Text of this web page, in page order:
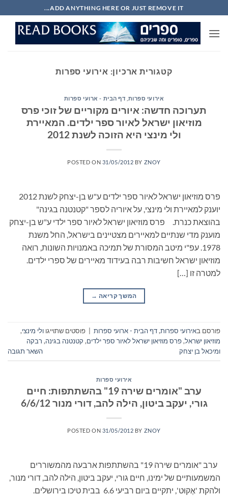
to
content
ADD ANYTHING HERE OR JUST REMOVE IT...
קטגורית ארכיון: אירועי ספרות
אירועי ספרות דף הבית - ארועי ספרות
תערוכה חדשה: איורים מקוריים של זוכי פרס
מוזיאון ישראל לאיור ספר ילדים. המאיירת
ולי מינצי היא הזוכה לשנת 2012
POSTED ON 31/05/2012 BY ZNOY
פרס מוזיאון ישראל לאיור ספר ילדים ע"ש בן-יצחק לשנת 2012
יוענק למאיירת ולי מינצי, על איוריה לספר "קטנטנה בגינה"
בהוצאת כנרת. פרס מוזיאון ישראל לאיור ספר ילדי ע"ש בן-יצחק
מוענק מדי שנתיים למאיירים מצטיינים בישראל, החל משנת
1978. עפ"י מיטב המסורת של תמיכה באמנויות השונות, רואה
מוזיאון ישראל חשיבות רבה בעידוד מאיירים של ספרי ילדים.
למטרה זו […]
המשך קריאה →
פורסם באירועי ספרות,דף הבית - ארועי ספרות פוסטים שתוייגו ולי מינצי,
מוזיאון ישראל,פרס מוזיאון ישראל לאיור ספר ילדים, קטנטנה בגינה, רבקה
ומיכאל בן יצחק
השאר תגובה
אירועי ספרות
ערב "אומרים שירה 19" בהשתתפות: חיים
גורי, יעקב ביטון, הילה להב, דורי מנור 6/6/12
POSTED ON 31/05/2012 BY ZNOY
ערב "אומרים שירה 19" בהשתתפות ארבעה מהמשוררים
המשמעותיים של ימינו, חיים גורי, יעקב ביטון, הילה להב, דורי מנור,
ולהקת 'אֶקוּט', יתקיים ביום רביעי 6.6 בבית טיכו בירושלים.